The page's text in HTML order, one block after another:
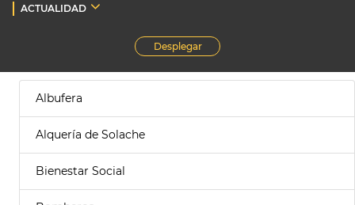
ACTUALIDAD
Desplegar
Albufera
Alquería de Solache
Bienestar Social